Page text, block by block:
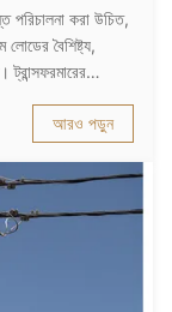
করা উচিত,
লোডের বৈশিষ্ট্য,
আরও পড়ুন